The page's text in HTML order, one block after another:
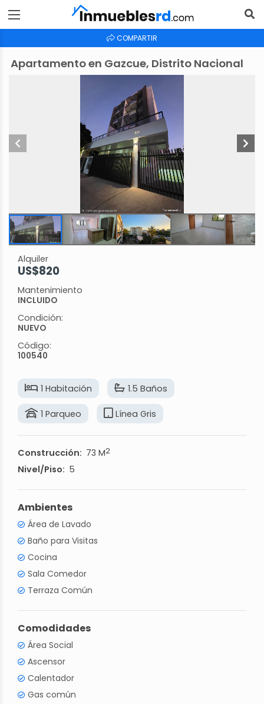
Apartamento en Gazcue, Distrito Nacional
Alquiler
US$820
Mantenimiento
INCLUIDO
Condición:
NUEVO
Código:
100540
COMPARTIR
1 Habitación 1.5 Baños
1 Parqueo Línea Gris
Construcción: 73 M2
Nivel/Piso: 5
Ambientes
Área de Lavado
Baño para Visitas
Cocina
Sala Comedor
Terraza Común
Comodidades
Área Social
Ascensor
Calentador
Gas común